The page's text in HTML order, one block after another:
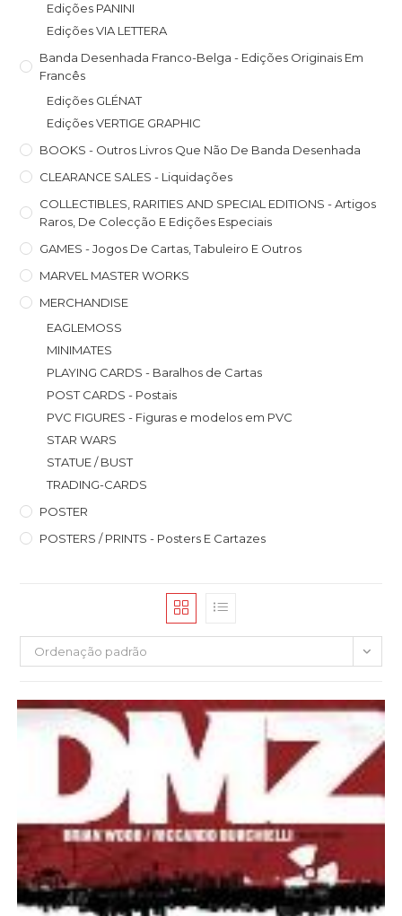
Edições PANINI
Edições VIA LETTERA
Banda Desenhada Franco-Belga - Edições Originais Em
Francês
Edições GLÉNAT
Edições VERTIGE GRAPHIC
BOOKS - Outros Livros Que Não De Banda Desenhada
CLEARANCE SALES - Liquidações
COLLECTIBLES, RARITIES AND SPECIAL EDITIONS - Artigos
Raros, De Colecção E Edições Especiais
GAMES - Jogos De Cartas, Tabuleiro E Outros
MARVEL MASTER WORKS
MERCHANDISE
EAGLEMOSS
MINIMATES
PLAYING CARDS - Baralhos de Cartas
POST CARDS - Postais
PVC FIGURES - Figuras e modelos em PVC
STAR WARS
STATUE / BUST
TRADING-CARDS
POSTER
POSTERS / PRINTS - Posters E Cartazes
Ordenação padrão